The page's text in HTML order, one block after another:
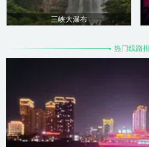
三峡大瀑布
热门线路